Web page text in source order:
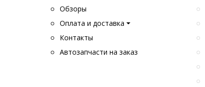
Обзоры
Оплата и доставка
Контакты
Автозапчасти на заказ